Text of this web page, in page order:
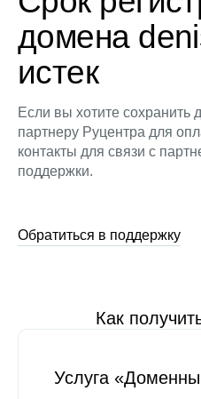
домена
истек
Если вы хотите сохранить
партнеру Руцентра для
контакты для связи с
поддержки.
Обратиться в поддержку
Как
Услуга